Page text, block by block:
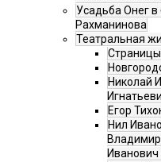
Усадьба Онег
Рахманинова
Театральная
Николай
Егор
Нил